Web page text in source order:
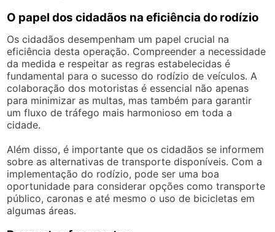
O papel dos cidadãos na eficiência do rodízio
Os cidadãos desempenham um papel crucial na
eficiência desta operação. Compreender a necessidade
da medida e respeitar as regras estabelecidas é
fundamental para o sucesso do rodízio de veículos. A
colaboração dos motoristas é essencial não apenas
para minimizar as multas, mas também para garantir
um fluxo de tráfego mais harmonioso em toda a
cidade.
Além disso, é importante que os cidadãos se informem
sobre as alternativas de transporte disponíveis. Com a
implementação do rodízio, pode ser uma boa
oportunidade para considerar opções como transporte
público, caronas e até mesmo o uso de bicicletas em
algumas áreas.